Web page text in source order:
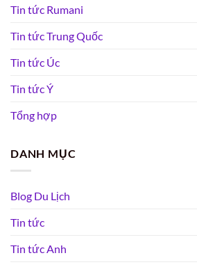
Tin tức Rumani
Tin tức Trung Quốc
Tin tức Úc
Tin tức Ý
Tổng hợp
DANH MỤC
Blog Du Lịch
Tin tức
Tin tức Anh